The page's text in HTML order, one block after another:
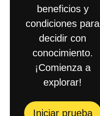
beneficios y
condiciones para
decidir con
conocimiento.
¡Comienza a
explorar!
Iniciar prueba